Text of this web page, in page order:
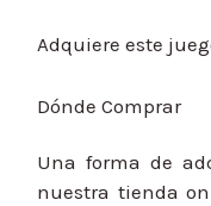
Adquiere este
Dónde Comprar
Una forma de
nuestra tienda